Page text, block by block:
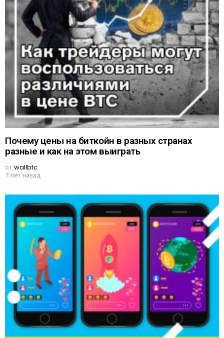
Почему цены на биткойн в разных странах
разные и как на этом выиграть
отwallbtc
7 лет назад